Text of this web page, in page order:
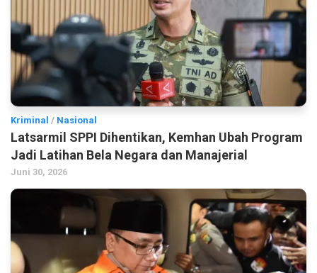
Kriminal / Nasional
Latsarmil SPPI Dihentikan, Kemhan Ubah Program
Jadi Latihan Bela Negara dan Manajerial
Juni 30, 2026